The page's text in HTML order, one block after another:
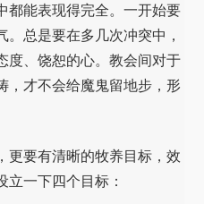
都能表现得完全。一开始要
总是要在多几次冲突中，
度、饶恕的心。教会间对于
，才不会给魔鬼留地步，形
更要有清晰的牧养目标，效
立一下四个目标：